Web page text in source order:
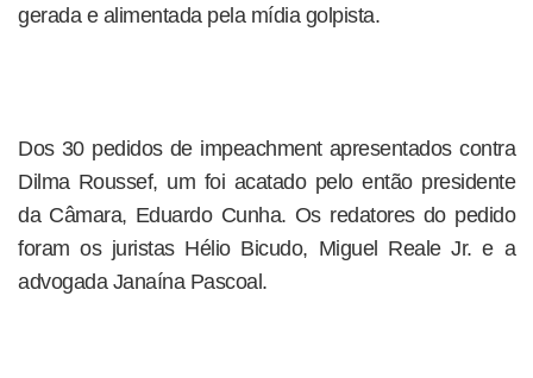
gerada e alimentada pela mídia golpista.
Dos 30 pedidos de impeachment apresentados contra
Dilma Roussef, um foi acatado pelo então presidente
da Câmara, Eduardo Cunha. Os redatores do pedido
foram os juristas Hélio Bicudo, Miguel Reale Jr. e a
advogada Janaína Pascoal.